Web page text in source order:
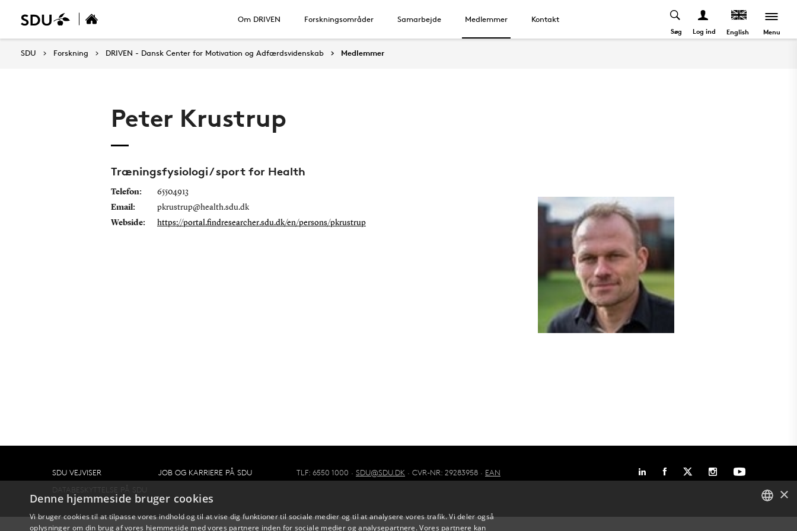
Om DRIVEN Forskningsområder Samarbejde Medlemmer Kontakt
Søg Log ind English Menu
SDU Forskning DRIVEN - Dansk Center for Motivation og Adfærdsvidenskab Medlemmer
Peter Krustrup
Træningsfysiologi / sport for Health
Telefon:
65504913
Email:
pkrustrup@health.sdu.dk
Webside:
https://portal.findresearcher.sdu.dk/en/persons/pkrustrup
TLF: 6550 1000 · SDU@SDU.DK · CVR-NR: 29283958 · EAN
SDU VEJVISER
JOB OG KARRIERE PÅ SDU
DATABESKYTTELSE PÅ SDU
×
Denne hjemmeside bruger cookies
Vi bruger cookies til at tilpasse vores indhold og til at vise dig funktioner til sociale medier og til at analysere vores trafik. Vi deler også
oplysninger om din brug af vores hjemmeside med vores partnere inden for sociale medier og analysepartnere. Vores partnere kan